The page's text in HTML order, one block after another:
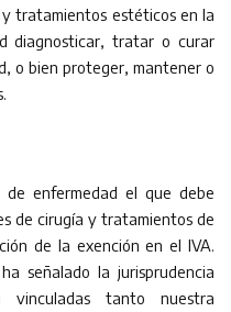
tratamientos estéticos en la
diagnosticar, tratar o curar
o bien proteger, mantener o
enfermedad el que debe
de cirugía y tratamientos de
de la exención en el IVA.
señalado la jurisprudencia
tanto nuestra